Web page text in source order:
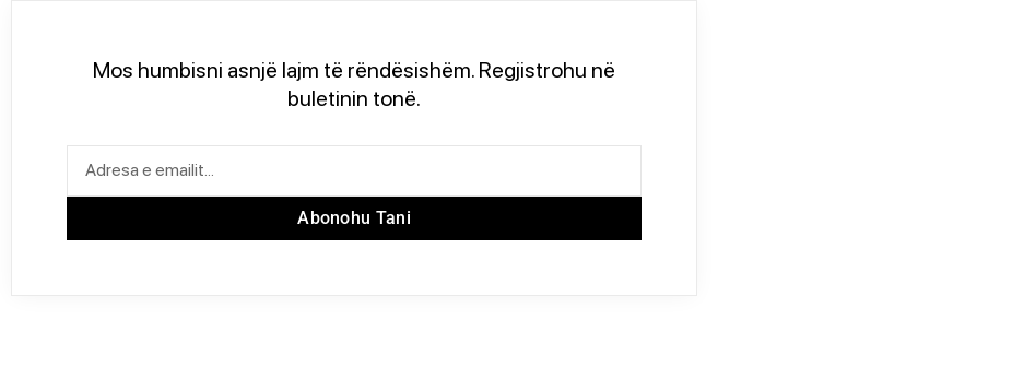
Mos humbisni asnjë lajm të rëndësishëm. Regjistrohu në
buletinin tonë.
Abonohu Tani